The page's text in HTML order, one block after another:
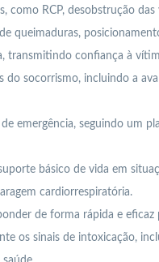
como RCP, desobstrução
queimaduras,
transmitindo confiança à
socorrismo, incluindo a
emergência, seguindo um
básico de vida em
cardiorrespiratória.
de forma rápida e
os sinais de intoxicação,